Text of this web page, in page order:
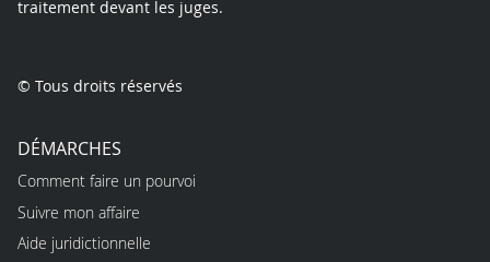
traitement devant les juges.
© Tous droits réservés
DÉMARCHES
Comment faire un pourvoi
Suivre mon affaire
Aide juridictionnelle